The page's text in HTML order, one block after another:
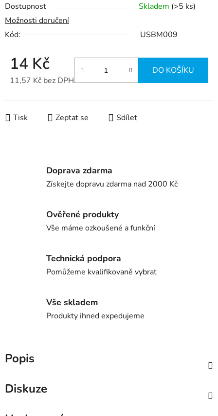
Dostupnost Skladem (>5 ks)
Možnosti doručení
Kód:
USBM009
14 Kč
11,57 Kč bez DPH
DO KOŠÍKU
Tisk Zeptat se Sdílet
Doprava zdarma
Získejte dopravu zdarma nad 2000 Kč
Ověřené produkty
Vše máme ozkoušené a funkční
Technická podpora
Pomůžeme kvalifikovaně vybrat
Vše skladem
Produkty ihned expedujeme
Popis
Diskuze